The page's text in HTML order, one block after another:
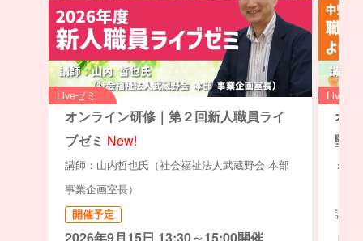
Liveゼミ
オンライン研修｜第２回新人職員ライ
ブゼミ New!
講師：山内哲也氏（社会福祉法人武蔵野会 本部
事業企画室長）
開催予定
Liveゼ
オ
堅
ミ
講師
ト・